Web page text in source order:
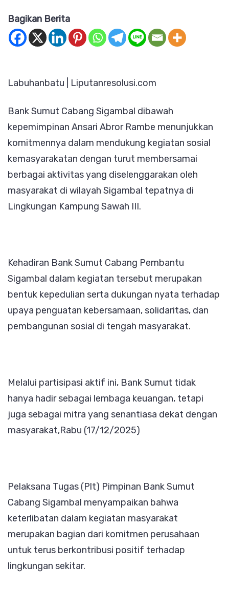
Bagikan Berita
Labuhanbatu | Liputanresolusi.com
Bank Sumut Cabang Sigambal dibawah
kepemimpinan Ansari Abror Rambe menunjukkan
komitmennya dalam mendukung kegiatan sosial
kemasyarakatan dengan turut membersamai
berbagai aktivitas yang diselenggarakan oleh
masyarakat di wilayah Sigambal tepatnya di
Lingkungan Kampung Sawah III.
Kehadiran Bank Sumut Cabang Pembantu
Sigambal dalam kegiatan tersebut merupakan
bentuk kepedulian serta dukungan nyata terhadap
upaya penguatan kebersamaan, solidaritas, dan
pembangunan sosial di tengah masyarakat.
Melalui partisipasi aktif ini, Bank Sumut tidak
hanya hadir sebagai lembaga keuangan, tetapi
juga sebagai mitra yang senantiasa dekat dengan
masyarakat,Rabu (17/12/2025)
Pelaksana Tugas (Plt) Pimpinan Bank Sumut
Cabang Sigambal menyampaikan bahwa
keterlibatan dalam kegiatan masyarakat
merupakan bagian dari komitmen perusahaan
untuk terus berkontribusi positif terhadap
lingkungan sekitar.